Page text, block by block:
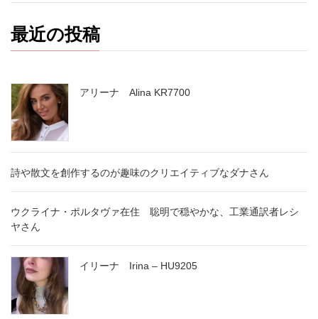
最近の投稿
アリーナ Alina KR7700
詩や散文を創作するのが趣味のクリエイティブなダナさん
ウクライナ・ポルタヴァ在住 聡明で穏やかな、工業通訳者レシ
ヤさん
イリーナ Irina – HU9205